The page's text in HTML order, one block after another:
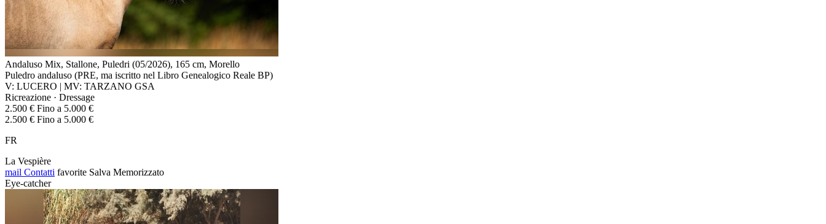
Andaluso Mix, Stallone, Puledri (05/2026), 165 cm, Morello
Puledro andaluso (PRE, ma iscritto nel Libro Genealogico Reale BP)
V: LUCERO | MV: TARZANO GSA
Ricreazione · Dressage
2.500 € Fino a 5.000 €
2.500 € Fino a 5.000 €
FR
La Vespière
mail Contatti favorite Salva Memorizzato
Eye-catcher